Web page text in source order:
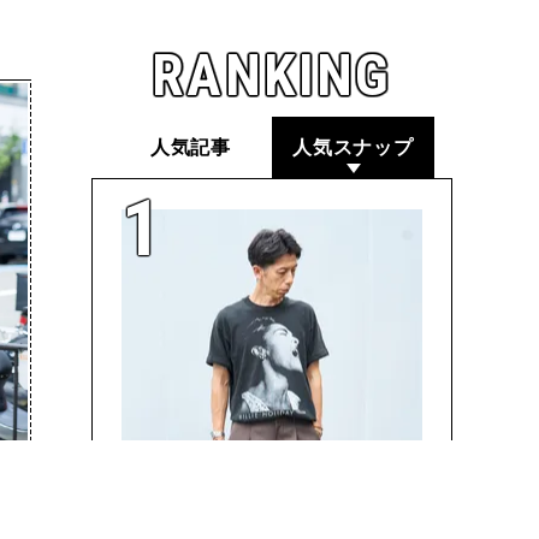
RANKING
人気記事 人気スナップ